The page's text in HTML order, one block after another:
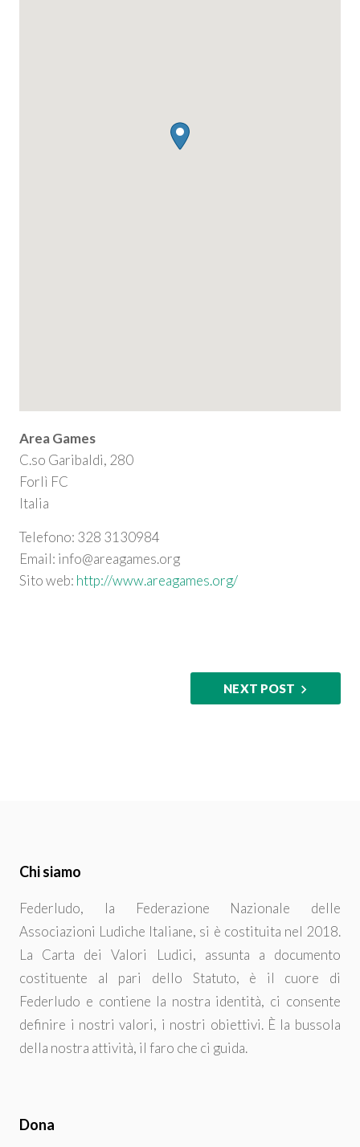
Area Games
C.so Garibaldi, 280
Forlì FC
Italia
Telefono: 328 3130984
Email: info@areagames.org
Sito web: http://www.areagames.org/
NEXT POST
Chi siamo
Federludo, la Federazione Nazionale delle
Associazioni Ludiche Italiane, si è costituita nel 2018.
La Carta dei Valori Ludici, assunta a documento
costituente al pari dello Statuto, è il cuore di
Federludo e contiene la nostra identità, ci consente
definire i nostri valori, i nostri obiettivi. È la bussola
della nostra attività, il faro che ci guida.
Dona